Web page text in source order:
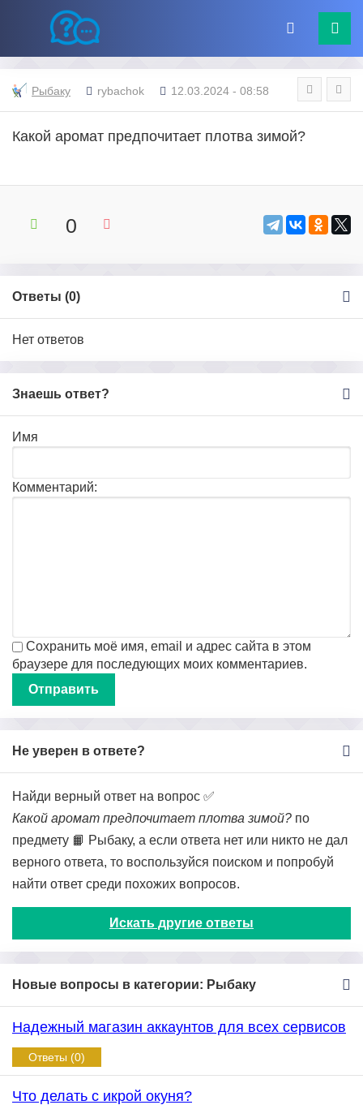
Рыбаку rybachok 12.03.2024 - 08:58
Какой аромат предпочитает плотва зимой?
0
Ответы (0)
Нет ответов
Знаешь ответ?
Имя
Комментарий:
Сохранить моё имя, email и адрес сайта в этом
браузере для последующих моих комментариев.
Не уверен в ответе?
Найди верный ответ на вопрос ✅
Какой аромат предпочитает плотва зимой? по
предмету 📙 Рыбаку, а если ответа нет или никто не дал
верного ответа, то воспользуйся поиском и попробуй
найти ответ среди похожих вопросов.
Искать другие ответы
Новые вопросы в категории: Рыбаку
Надежный магазин аккаунтов для всех сервисов
Ответы (0)
Что делать с икрой окуня?